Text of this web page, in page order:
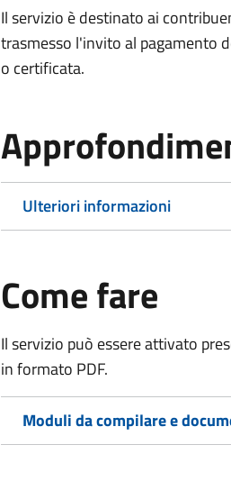
Il servizio è destinato ai
trasmesso l'invito al pagamento
o certificata.
Ulteriori informazioni
Come fare
Il servizio può essere attivato
in formato PDF.
Moduli da compilare e